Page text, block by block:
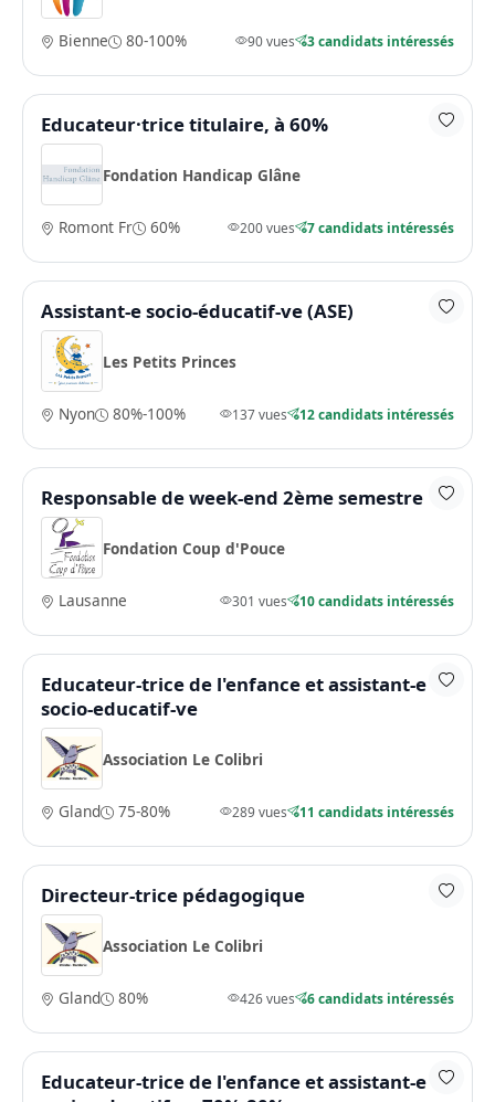
Bienne 80-100% 90 vues 3 candidats intéressés
Educateur·trice titulaire, à 60%
Fondation Handicap Glâne
Romont Fr 60% 200 vues 7 candidats intéressés
Assistant-e socio-éducatif-ve (ASE)
Les Petits Princes
Nyon 80%-100% 137 vues 12 candidats intéressés
Responsable de week-end 2ème semestre
Fondation Coup d'Pouce
Lausanne 301 vues 10 candidats intéressés
Educateur-trice de l'enfance et assistant-e
socio-educatif-ve
Association Le Colibri
Gland 75-80% 289 vues 11 candidats intéressés
Directeur-trice pédagogique
Association Le Colibri
Gland 80% 426 vues 6 candidats intéressés
Educateur-trice de l'enfance et assistant-e